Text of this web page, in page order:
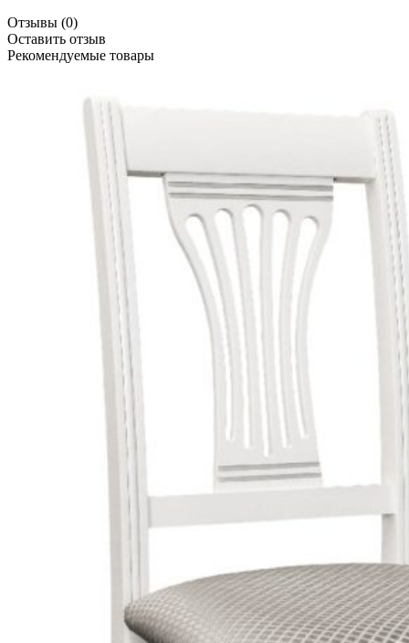
Отзывы (0)
Оставить отзыв
Рекомендуемые товары